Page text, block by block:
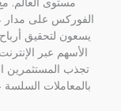
يسعون لتحقيق
الأسهم عبر
تجذب المستثمرين
بالمعاملات